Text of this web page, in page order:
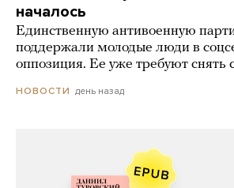
началось
Единственную антивоенную
поддержали молодые люди в
оппозиция. Ее уже требуют снять
НОВОСТИ день назад